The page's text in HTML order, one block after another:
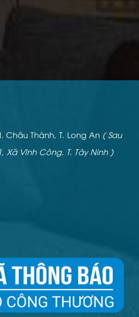
Châu Thành, T. Long An ( Sau
Xã Vĩnh Công, T. Tây Ninh )